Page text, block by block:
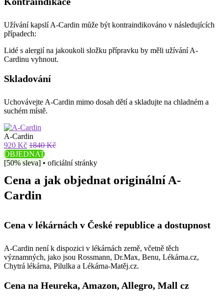
Užívání kapslí A-Cardin může být kontraindikováno v následujících
případech:
Lidé s alergií na jakoukoli složku přípravku by měli užívání A-
Cardinu vyhnout.
Skladování
Uchovávejte A-Cardin mimo dosah dětí a skladujte na chladném a
suchém místě.
A-Cardin
920 Kč 1840 Kč
OBJEDNAT
[50% sleva] • oficiální stránky
Cena a jak objednat originální A-
Cardin
Cena v lékárnách v České republice a dostupnost
A-Cardin není k dispozici v lékárnách země, včetně těch
významných, jako jsou Rossmann, Dr.Max, Benu, Lékárna.cz,
Chytrá lékárna, Pilulka a Lékárna-Matěj.cz.
Cena na Heureka, Amazon, Allegro, Mall cz